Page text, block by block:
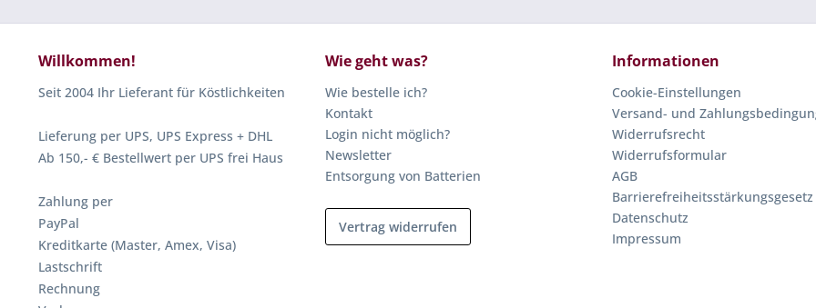
Willkommen!
Seit 2004 Ihr Lieferant für Köstlichkeiten
Lieferung per UPS, UPS Express + DHL
Ab 150,- € Bestellwert per UPS frei Haus
Zahlung per
PayPal
Kreditkarte (Master, Amex, Visa)
Lastschrift
Rechnung
Wie geht was?
Wie bestelle ich?
Kontakt
Login nicht möglich?
Newsletter
Entsorgung von Batterien
Vertrag widerrufen
Informationen
Cookie-Einstellungen
Versand- und
Widerrufsrecht
Widerrufsformular
AGB
Barrierefreiheitsstärkungsgesetz
Datenschutz
Impressum